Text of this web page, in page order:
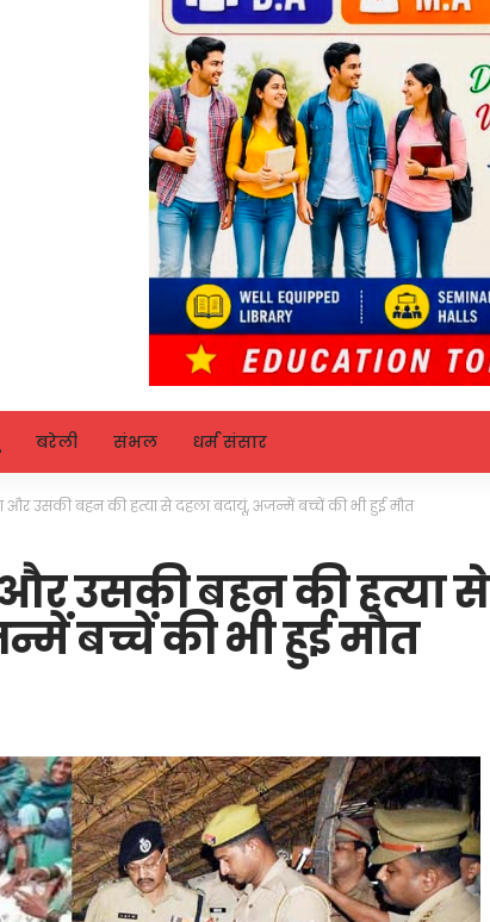
बरेली संभल धर्म संसार
और उसकी बहन की हत्या से दहला बदायूं, अजन्में बच्चें की भी हुई मौत
उसकी बहन की हत्या से
बच्चें की भी हुई मौत